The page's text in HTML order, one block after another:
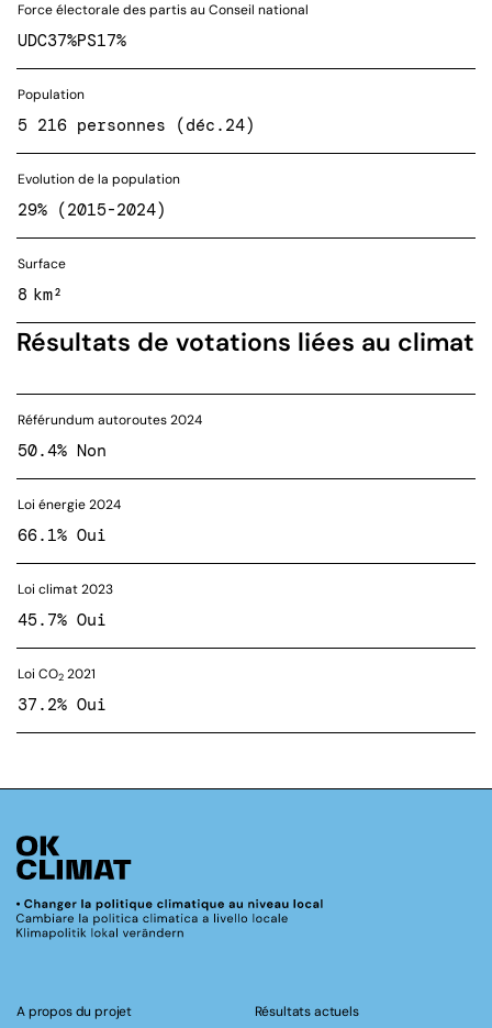
Force électorale des partis au Conseil national
UDC37%PS17%
Population
5 216 personnes (déc.24)
Evolution de la population
29% (2015-2024)
Surface
8 km²
Résultats de votations liées au climat
Référundum autoroutes 2024
50.4% Non
Loi énergie 2024
66.1% Oui
Loi climat 2023
45.7% Oui
Loi CO2 2021
37.2% Oui
A propos du projet
Résultats actuels